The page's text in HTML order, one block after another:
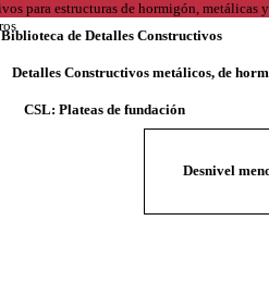
Biblioteca de Detalles Constructivos
Detalles Constructivos metálicos, de
CSL: Plateas de fundación
Desnivel